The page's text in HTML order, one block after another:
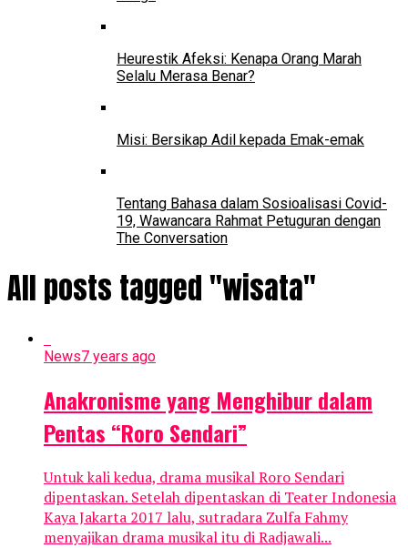
Heurestik Afeksi: Kenapa Orang Marah
Selalu Merasa Benar?
Misi: Bersikap Adil kepada Emak-emak
Tentang Bahasa dalam Sosioalisasi Covid-
19, Wawancara Rahmat Petuguran dengan
The Conversation
All posts tagged "wisata"
News7 years ago
Anakronisme yang Menghibur dalam
Pentas “Roro Sendari”
Untuk kali kedua, drama musikal Roro Sendari
dipentaskan. Setelah dipentaskan di Teater Indonesia
Kaya Jakarta 2017 lalu, sutradara Zulfa Fahmy
menyajikan drama musikal itu di Radjawali...